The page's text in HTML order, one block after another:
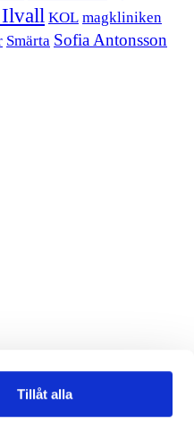
Tillåt alla
Ilvall KOL magkliniken
Smärta Sofia Antonsson